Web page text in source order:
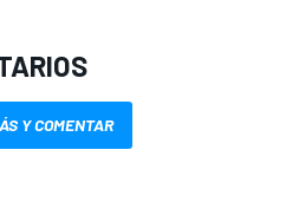
Y COMENTAR